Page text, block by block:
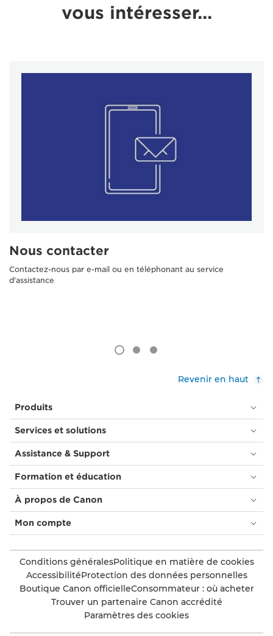
vous intéresser...
Nous contacter
Contactez-nous par e-mail ou en téléphonant au service
d'assistance
Revenir en haut
Produits
Services et solutions
Assistance & Support
Formation et éducation
À propos de Canon
Mon compte
Conditions généralesPolitique en matière de cookies
AccessibilitéProtection des données personnelles
Boutique Canon officielleConsommateur : où acheter
Trouver un partenaire Canon accrédité
Paramètres des cookies